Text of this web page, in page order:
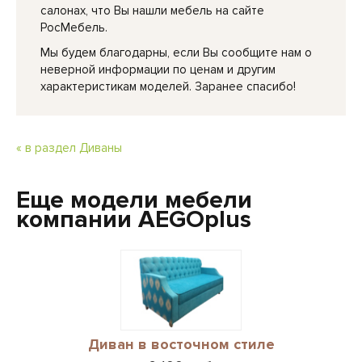
салонах, что Вы нашли мебель на сайте
РосМебель.
Мы будем благодарны, если Вы сообщите нам о
неверной информации по ценам и другим
характеристикам моделей. Заранее спасибо!
« в раздел Диваны
Еще модели мебели
компании AEGOplus
Диван в восточном стиле